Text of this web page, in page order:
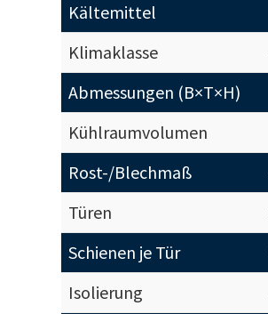
Kältemittel
Klimaklasse
Abmessungen (B×T×H)
Kühlraumvolumen
Rost-/Blechmaß
Türen
Schienen je Tür
Isolierung